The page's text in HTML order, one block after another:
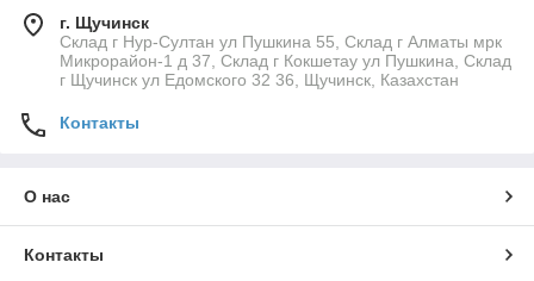
г. Щучинск
Склад г Нур-Султан ул Пушкина 55, Склад г Алматы мрк
Микрорайон-1 д 37, Склад г Кокшетау ул Пушкина, Склад
г Щучинск ул Едомского 32 36, Щучинск, Казахстан
Контакты
О нас
Контакты